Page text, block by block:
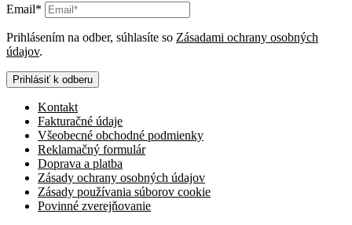
Email*
Prihlásením na odber, súhlasíte so Zásadami ochrany osobných
údajov.
Prihlásiť k odberu
Kontakt
Fakturačné údaje
Všeobecné obchodné podmienky
Reklamačný formulár
Doprava a platba
Zásady ochrany osobných údajov
Zásady používania súborov cookie
Povinné zverejňovanie